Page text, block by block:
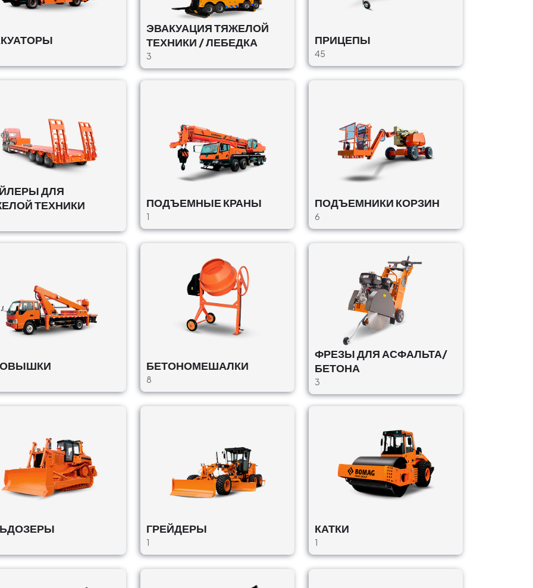
ЭВАКУАЦИЯ ТЯЖЕЛОЙ
ТЕХНИКИ / ЛЕБЕДКА
3
ПРИЦЕПЫ
45
ДЛЯ
ТЕХНИКИ
ПОДЪЕМНЫЕ КРАНЫ
1
ПОДЪЕМНИКИ КОРЗИН
6
БЕТОНОМЕШАЛКИ
8
ФРЕЗЫ ДЛЯ АСФАЛЬТА/
БЕТОНА
3
ГРЕЙДЕРЫ
1
КАТКИ
1